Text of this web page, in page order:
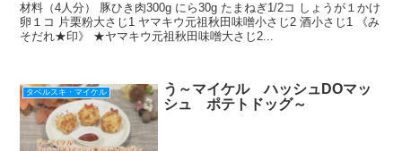
材料（4人分） 豚ひき肉300g にら30g たまねぎ1/2コ しょうが１かけ
卵１コ 片栗粉大さじ1 ヤマキウ元祖秋田味噌小さじ2 酒小さじ1 《み
そだれ★印》 ★ヤマキウ元祖秋田味噌大さじ2...
タベルスキ・マイケル
う～マイケル ハッシュDOマッ
シュ ポテトドッグ～